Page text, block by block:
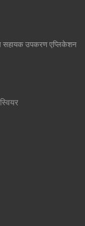
सहायक उपकरण एप्लिकेशन